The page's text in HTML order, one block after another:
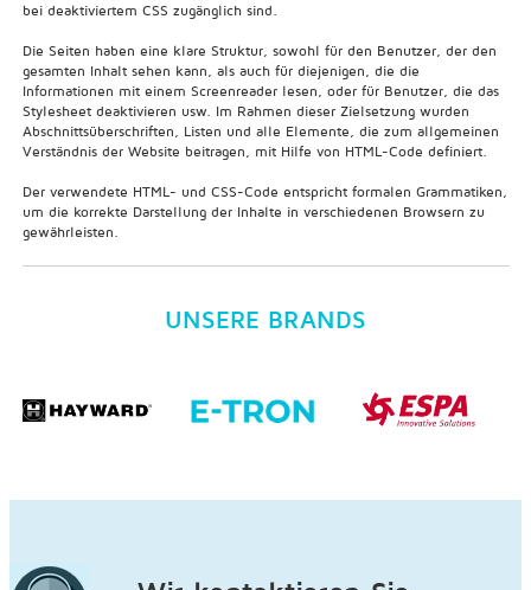
bei deaktiviertem CSS zugänglich sind.
Die Seiten haben eine klare Struktur, sowohl für den Benutzer, der den
gesamten Inhalt sehen kann, als auch für diejenigen, die die
Informationen mit einem Screenreader lesen, oder für Benutzer, die das
Stylesheet deaktivieren usw. Im Rahmen dieser Zielsetzung wurden
Abschnittsüberschriften, Listen und alle Elemente, die zum allgemeinen
Verständnis der Website beitragen, mit Hilfe von HTML-Code definiert.
Der verwendete HTML- und CSS-Code entspricht formalen Grammatiken,
um die korrekte Darstellung der Inhalte in verschiedenen Browsern zu
gewährleisten.
UNSERE BRANDS